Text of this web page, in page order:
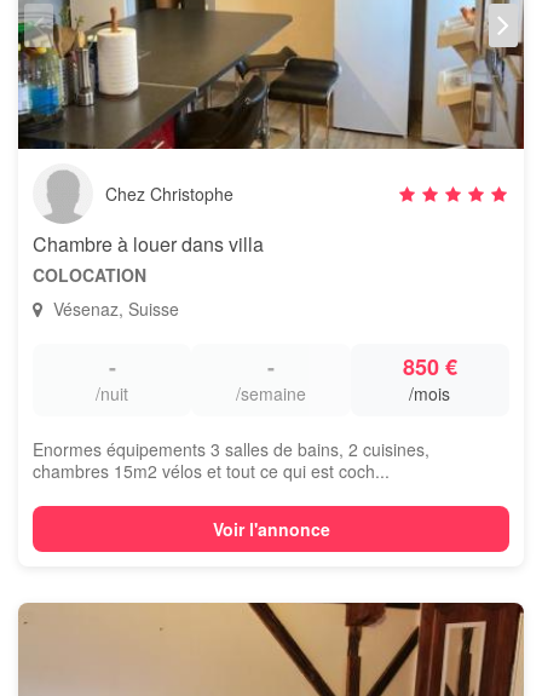
Chez Christophe
Chambre à louer dans villa
COLOCATION
Vésenaz, Suisse
-
/nuit
-
/semaine
850 €
/mois
Enormes équipements 3 salles de bains, 2 cuisines,
chambres 15m2 vélos et tout ce qui est coch...
Voir l'annonce